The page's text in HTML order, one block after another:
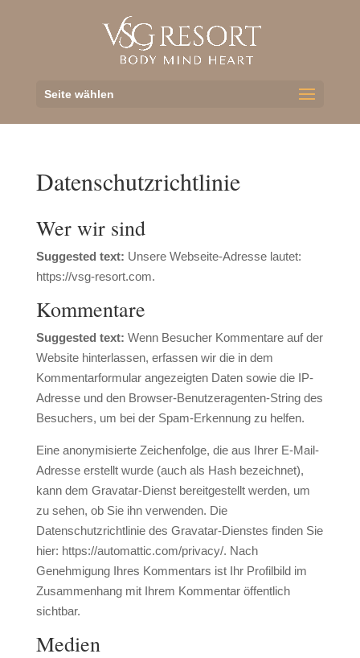
Seite wählen
Datenschutzrichtlinie
Wer wir sind
Suggested text: Unsere Webseite-Adresse lautet:
https://vsg-resort.com.
Kommentare
Suggested text: Wenn Besucher Kommentare auf der
Website hinterlassen, erfassen wir die in dem
Kommentarformular angezeigten Daten sowie die IP-
Adresse und den Browser-Benutzeragenten-String des
Besuchers, um bei der Spam-Erkennung zu helfen.
Eine anonymisierte Zeichenfolge, die aus Ihrer E-Mail-
Adresse erstellt wurde (auch als Hash bezeichnet),
kann dem Gravatar-Dienst bereitgestellt werden, um
zu sehen, ob Sie ihn verwenden. Die
Datenschutzrichtlinie des Gravatar-Dienstes finden Sie
hier: https://automattic.com/privacy/. Nach
Genehmigung Ihres Kommentars ist Ihr Profilbild im
Zusammenhang mit Ihrem Kommentar öffentlich
sichtbar.
Medien